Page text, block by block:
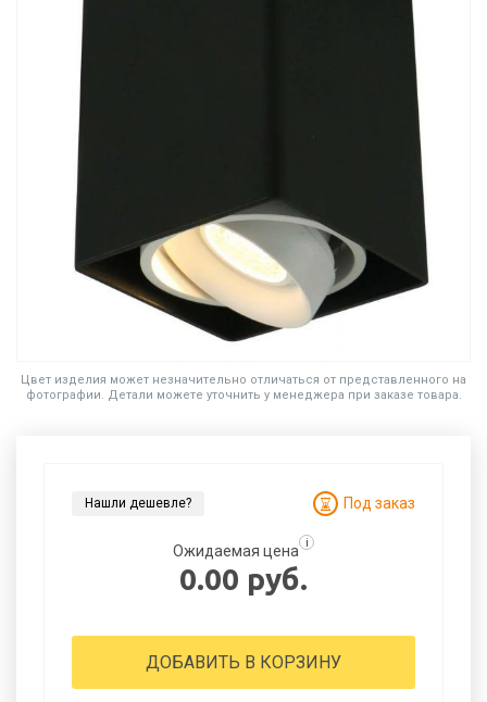
Цвет изделия может незначительно отличаться от представленного на
фотографии. Детали можете уточнить у менеджера при заказе товара.
Нашли дешевле? Под заказ
Ожидаемая цена i
0.00 руб.
ДОБАВИТЬ В КОРЗИНУ